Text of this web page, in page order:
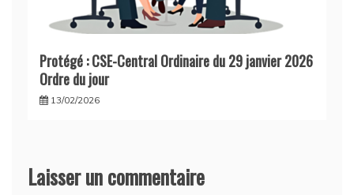
Protégé : CSE-Central Ordinaire du 29 janvier 2026
Ordre du jour
13/02/2026
Laisser un commentaire